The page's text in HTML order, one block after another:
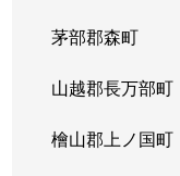
茅部郡森町
山越郡長万部町
檜山郡上ノ国町